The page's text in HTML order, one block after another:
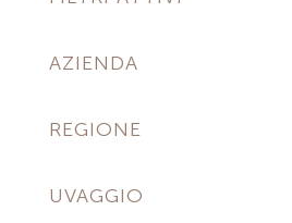
AZIENDA
REGIONE
UVAGGIO